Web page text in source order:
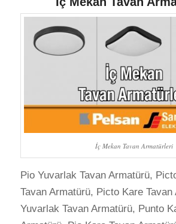
İç Mekan Tavan Armatürleri
Pio Yuvarlak Tavan Armatürü,
Tavan Armatürü, Picto Kare
Yuvarlak Tavan Armatürü, Punto